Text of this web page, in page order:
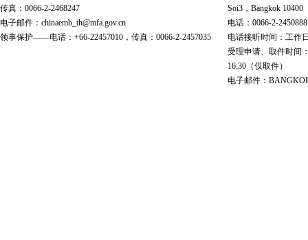
传真：0066-2-2468247
电子邮件：chinaemb_th@mfa.gov.cn
领事保护——电话：+66-22457010，传真：0066-2-2457035
Soi3，Bangkok 10400
电话：0066-2-
电话接听时间：工作
受理申请、取件时间
16:30（仅取件）
电子邮件：